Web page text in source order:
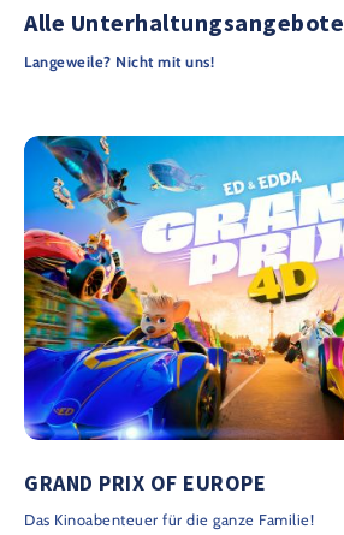
Alle Unterhaltungsangebote
Langeweile? Nicht mit uns!
GRAND PRIX OF EUROPE
Das Kinoabenteuer für die ganze Familie!